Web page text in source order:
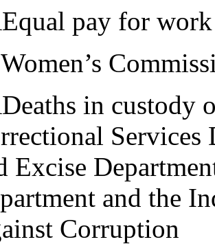
pay for
in custody
Services
Excise
and the
Corruption